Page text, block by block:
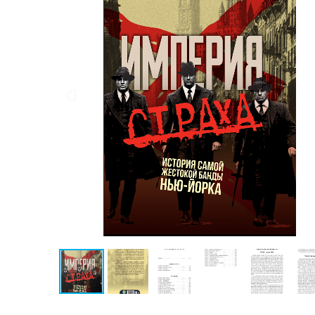
Публицистика
Конспирология
Политика
Религия